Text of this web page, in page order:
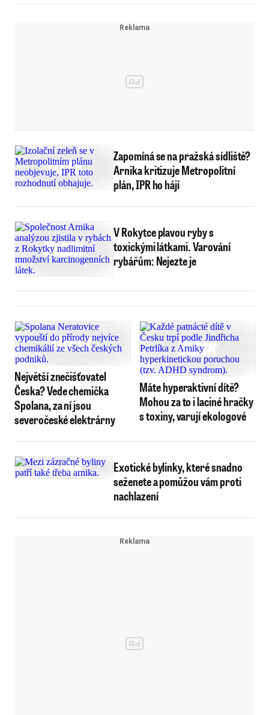
Zapomíná se na pražská sídliště?
Arnika kritizuje Metropolitní
plán, IPR ho hájí
V Rokytce plavou ryby s
toxickými látkami. Varování
rybářům: Nejezte je
Největší znečišťovatel
Česka? Vede chemička
Spolana, za ní jsou
severočeské elektrárny
Máte hyperaktivní dítě?
Mohou za to i laciné hračky
s toxiny, varují ekologové
Exotické bylinky, které snadno
seženete a pomůžou vám proti
nachlazení